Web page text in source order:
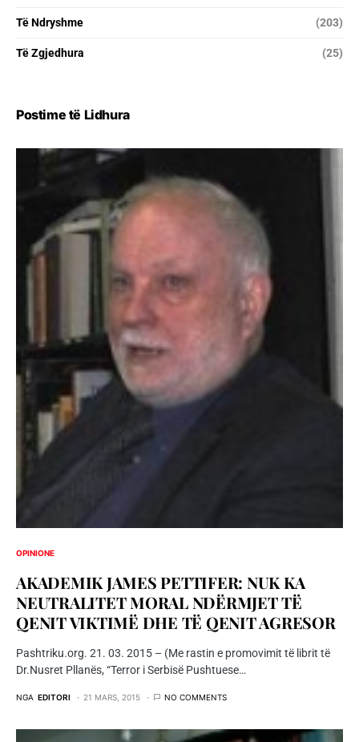
Të Ndryshme (203)
Të Zgjedhura (25)
Postime të Lidhura
OPINIONE
AKADEMIK JAMES PETTIFER: NUK KA
NEUTRALITET MORAL NDËRMJET TË
QENIT VIKTIMË DHE TË QENIT AGRESOR
Pashtriku.org. 21. 03. 2015 – (Me rastin e promovimit të librit të
Dr.Nusret Pllanës, “Terror i Serbisë Pushtuese…
NGA EDITORI 21 MARS, 2015 NO COMMENTS